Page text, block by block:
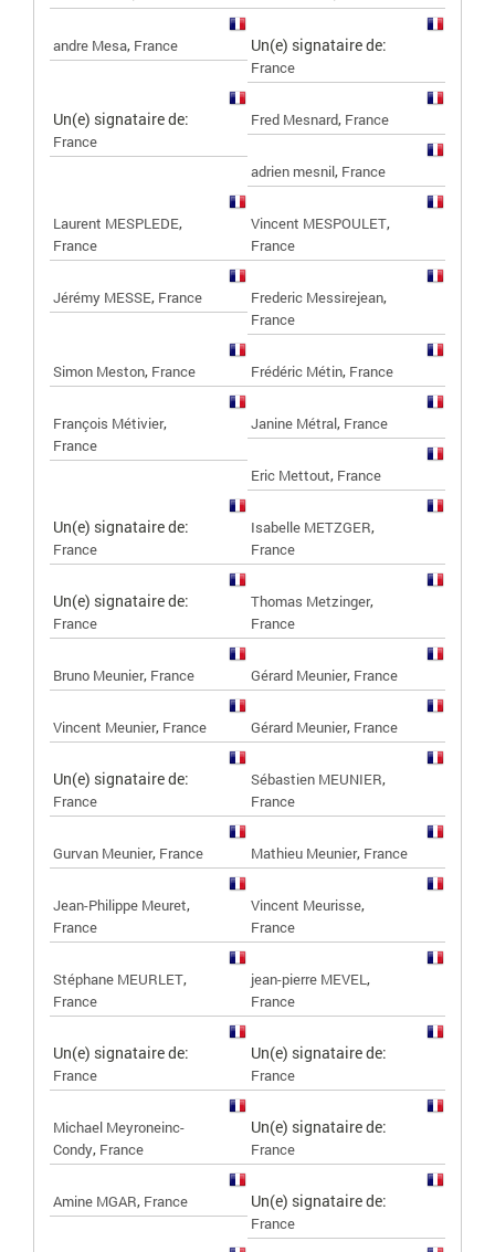
andre Mesa, France Un(e) signataire de:
France
Un(e) signataire de:
France
Fred Mesnard, France
adrien mesnil, France
Laurent MESPLEDE,
France
Vincent MESPOULET,
France
Jérémy MESSE, France Frederic Messirejean,
France
Simon Meston, France Frédéric Métin, France
François Métivier,
France
Janine Métral, France
Eric Mettout, France
Un(e) signataire de:
France
Isabelle METZGER,
France
Un(e) signataire de:
France
Thomas Metzinger,
France
Bruno Meunier, France Gérard Meunier, France
Vincent Meunier, France Gérard Meunier, France
Un(e) signataire de:
France
Sébastien MEUNIER,
France
Gurvan Meunier, France Mathieu Meunier, France
Jean-Philippe Meuret,
France
Vincent Meurisse,
France
Stéphane MEURLET,
France
jean-pierre MEVEL ,
France
Un(e) signataire de:
France
Un(e) signataire de:
France
Michael Meyroneinc-
Condy, France
Un(e) signataire de:
France
Amine MGAR, France Un(e) signataire de:
France